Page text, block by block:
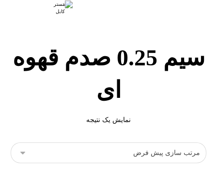
سیم 0.25 صدم قهوه
ای
نمایش یک نتیجه